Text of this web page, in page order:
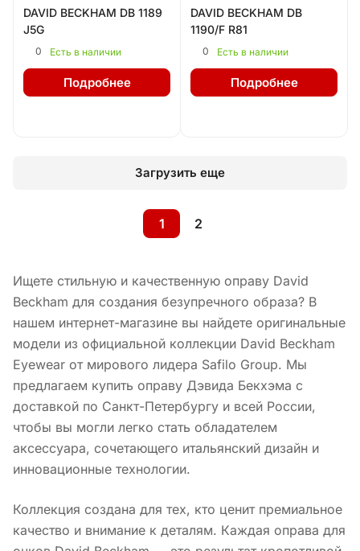
DAVID BECKHAM DB 1189
J5G
0 Есть в наличии
Подробнее
DAVID BECKHAM DB
1190/F R81
0 Есть в наличии
Подробнее
Загрузить еще
1 2
Ищете стильную и качественную оправу David
Beckham для создания безупречного образа? В
нашем интернет-магазине вы найдете оригинальные
модели из официальной коллекции David Beckham
Eyewear от мирового лидера Safilo Group. Мы
предлагаем купить оправу Дэвида Бекхэма с
доставкой по Санкт-Петербургу и всей России,
чтобы вы могли легко стать обладателем
аксессуара, сочетающего итальянский дизайн и
инновационные технологии.
Коллекция создана для тех, кто ценит премиальное
качество и внимание к деталям. Каждая оправа для